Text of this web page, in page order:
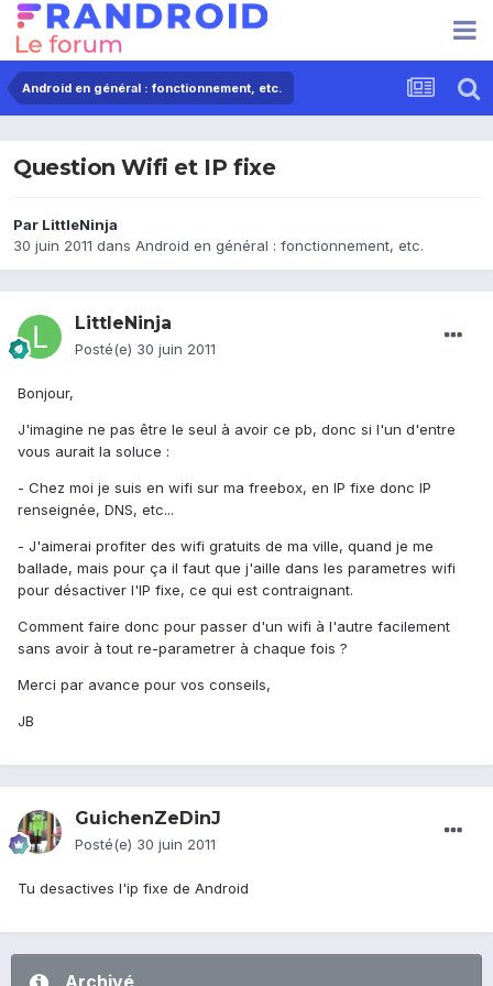
Android en général : fonctionnement, etc.
Question Wifi et IP fixe
Par LittleNinja
30 juin 2011 dans Android en général : fonctionnement, etc.
LittleNinja
Posté(e) 30 juin 2011
Bonjour,
J'imagine ne pas être le seul à avoir ce pb, donc si l'un d'entre
vous aurait la soluce :
- Chez moi je suis en wifi sur ma freebox, en IP fixe donc IP
renseignée, DNS, etc...
- J'aimerai profiter des wifi gratuits de ma ville, quand je me
ballade, mais pour ça il faut que j'aille dans les parametres wifi
pour désactiver l'IP fixe, ce qui est contraignant.
Comment faire donc pour passer d'un wifi à l'autre facilement
sans avoir à tout re-parametrer à chaque fois ?
Merci par avance pour vos conseils,
JB
GuichenZeDinJ
Posté(e) 30 juin 2011
Tu desactives l'ip fixe de Android